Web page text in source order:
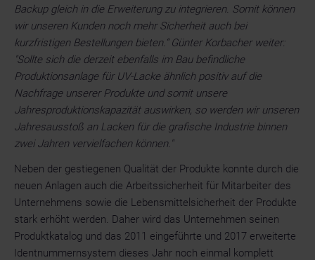
Backup gleich in die Erweiterung zu integrieren. Somit können
wir unseren Kunden noch mehr Sicherheit auch bei
kurzfristigen Bestellungen bieten.“ Günter Korbacher weiter:
"Sollte sich die derzeit ebenfalls im Bau befindliche
Produktionsanlage für UV-Lacke ähnlich positiv auf die
Nachfrage unserer Produkte und somit unsere
Jahresproduktionskapazität auswirken, so werden wir unseren
Jahresausstoß an Lacken für die grafische Industrie binnen
zwei Jahren vervielfachen können."
Neben der gestiegenen Qualität der Produkte konnte durch die
neuen Anlagen auch die Arbeitssicherheit für Mitarbeiter des
Unternehmens sowie die Lebensmittelsicherheit der Produkte
stark erhöht werden. Daher wird das Unternehmen seinen
Produktkatalog und das 2011 eingeführte und 2017 erweiterte
Identnummernsystem dieses Jahr noch einmal komplett